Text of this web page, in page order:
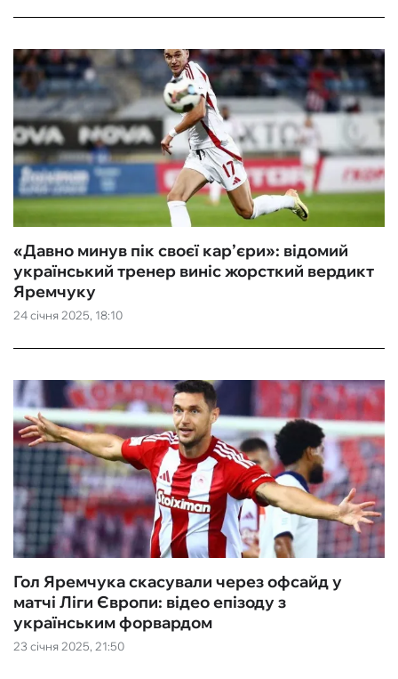
24 січня 2025, 18:10
«‎Давно минув пік своєї кар’єри»: відомий
український тренер виніс жорсткий вердикт
Яремчуку
23 січня 2025, 21:50
Гол Яремчука скасували через офсайд у
матчі Ліги Європи: відео епізоду з
українським форвардом